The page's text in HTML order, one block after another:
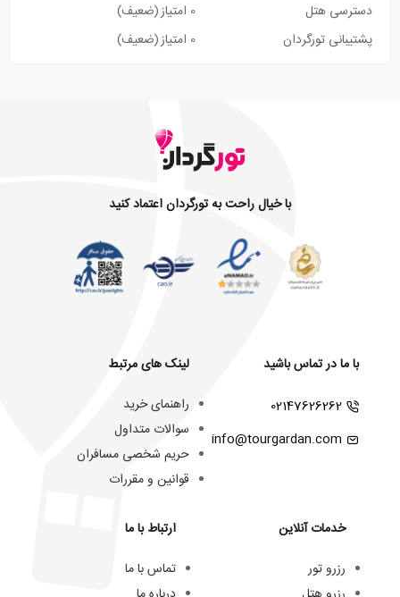
دسترسی هتل
0 امتیاز
(ضعیف)
پشتیبانی تورگردان
0 امتیاز (ضعیف)
با خیال راحت به تورگردان اعتماد کنید
با ما در تماس باشید
02147626262
info@tourgardan.com
خدمات آنلاین
رزرو تور
لینک های مرتبط
راهنمای خرید
سوالات متداول
حریم شخصی مسافران
قوانین و مقررات
ارتباط با ما
تماس با ما